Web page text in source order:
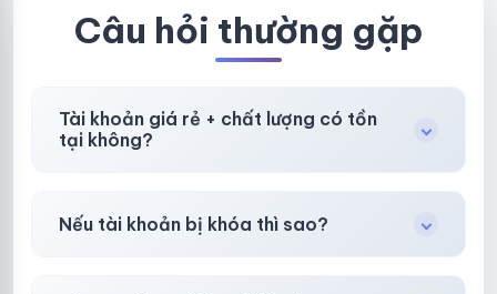
Câu hỏi thường gặp
Tài khoản giá rẻ + chất lượng có tồn
tại không?
ưu tiên chất lượng, bảo hành hơn là giá rẻ nhất.
Nếu tài khoản bị khóa thì sao?